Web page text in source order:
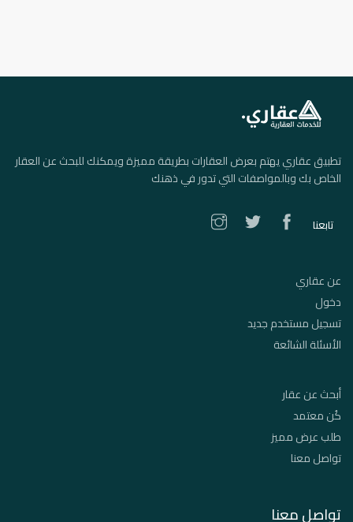
تطبيق عقاري يهتم بعرض العقارات بطريقة مميزة ويمكنك للبحث عن العقار
الخاص بك وبالمواصفات التي تدور في ذهنك
تابعنا
عن عقاري
دخول
تسجيل مستخدم جديد
الأسئلة الشائعة
أبحث عن عقار
كُن معتمد
طلب عرض مميز
تواصل معنا
تواصل معنا